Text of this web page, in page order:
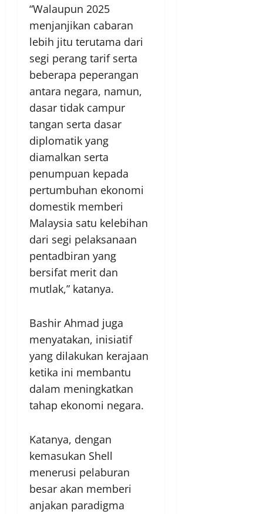
“Walaupun 2025
menjanjikan cabaran
lebih jitu terutama dari
segi perang tarif serta
beberapa peperangan
antara negara, namun,
dasar tidak campur
tangan serta dasar
diplomatik yang
diamalkan serta
penumpuan kepada
pertumbuhan ekonomi
domestik memberi
Malaysia satu kelebihan
dari segi pelaksanaan
pentadbiran yang
bersifat merit dan
mutlak,” katanya.
Bashir Ahmad juga
menyatakan, inisiatif
yang dilakukan kerajaan
ketika ini membantu
dalam meningkatkan
tahap ekonomi negara.
Katanya, dengan
kemasukan Shell
menerusi pelaburan
besar akan memberi
anjakan paradigma